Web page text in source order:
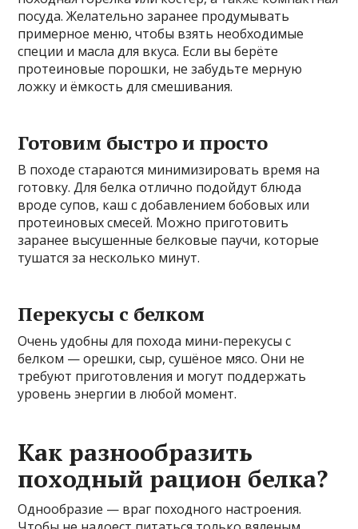
посуда. Желательно заранее продумывать
примерное меню, чтобы взять необходимые
специи и масла для вкуса. Если вы берёте
протеиновые порошки, не забудьте мерную
ложку и ёмкость для смешивания.
Готовим быстро и просто
В походе стараются минимизировать время на
готовку. Для белка отлично подойдут блюда
вроде супов, каш с добавлением бобовых или
протеиновых смесей. Можно приготовить
заранее высушенные белковые паучи, которые
тушатся за несколько минут.
Перекусы с белком
Очень удобны для похода мини-перекусы с
белком — орешки, сыр, сушёное мясо. Они не
требуют приготовления и могут поддержать
уровень энергии в любой момент.
Как разнообразить
походный рацион белка?
Однообразие — враг походного настроения.